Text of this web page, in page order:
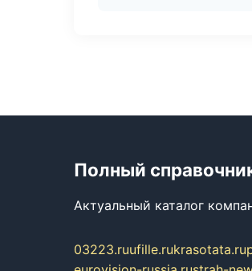
Полный
Актуальный каталог
03223.ruufille.rukrasotata.ru